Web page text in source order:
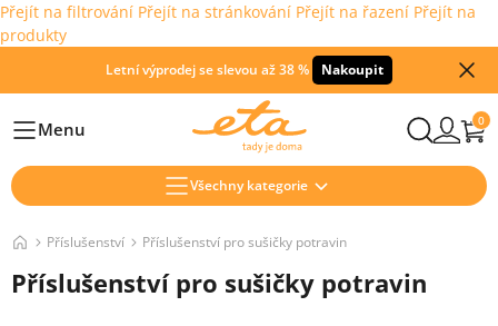
Přejít na filtrování Přejít na stránkování Přejít na řazení Přejít na
produkty
Letní výprodej se slevou až 38 % Nakoupit
HlavníMenu 0
Všechny kategorie
Příslušenství Příslušenství pro sušičky potravin
Příslušenství pro sušičky potravin